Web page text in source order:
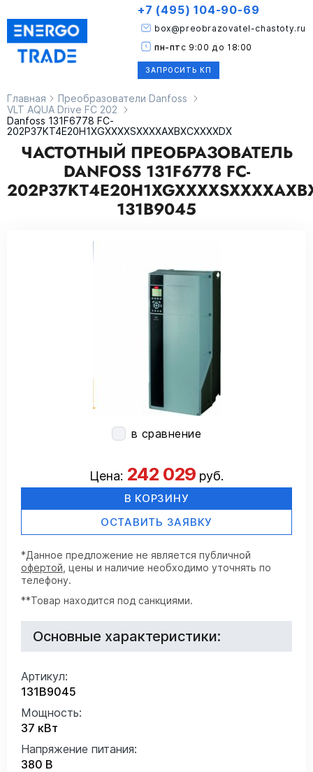
ЗАПРОСИТЬ КП
box@preobrazovatel-chastoty.ru
+7 (495) 104-90-69
пн-пт с 9:00 до 18:00
Главная
Преобразователи Danfoss
VLT AQUA Drive FC 202
Danfoss 131F6778 FC-
202P37KT4E20H1XGXXXXSXXXXAXBXCXXXXDX
ЧАСТОТНЫЙ ПРЕОБРАЗОВАТЕЛЬ
DANFOSS 131F6778 FC-
131B9045
в сравнение
Цена: 242 029 руб.
В КОРЗИНУ
ОСТАВИТЬ ЗАЯВКУ
*Данное предложение не является публичной
офертой , цены и наличие необходимо уточнять по
телефону.
**Товар находится под санкциями.
Основные характеристики:
Артикул:
131B9045
Мощность:
37 кВт
Напряжение питания:
380 В